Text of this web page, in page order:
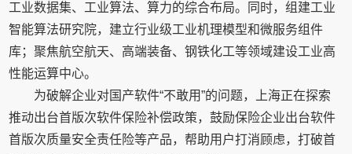
工业数据集、工业算法、算力的综合布局。同时，组建工业
智能算法研究院，建立行业级工业机理模型和微服务组件
库；聚焦航空航天、高端装备、钢铁化工等领域建设工业高
性能运算中心。
为破解企业对国产软件“不敢用”的问题，上海正在探索
推动出台首版次软件保险补偿政策，鼓励保险企业出台软件
首版次质量安全责任险等产品，帮助用户打消顾虑，打破首